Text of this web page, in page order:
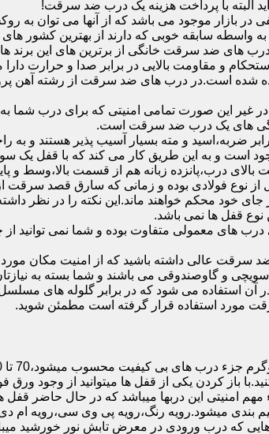
البته با پرداخت هزینه یک درب ضد سرقت!
موجود می باشد که از آنها می توان به
که به واسطه سابقه خوبی که دارند از بهترین کشور
های ضد سرقت خانگی از برترین های این برند
و مقاومت بالایی در برابر صدا و حرارت دارا
شده است.در درب های ضد سرقت از رشته آهن
غیر این صورت تمامی امنیتی که برای درب شما
های یک درب ضد سرقت است.
ضربه،اسید و مته بسیار آسیب پذیر هستند و به
می شود که این در نمونه های 16 و 20 زبانه موجود است و به
از نوع فولادی بوده و زمانی که سارق قصد
جای خود محکم خواهند ماند.این نکته را در نظر
نوع قفل ها نمی باشد.
معمولی متفاوت بوده و شما نمی توانید از
سرقت عالی داشته باشید که از امنیت مکان
گاوصندوقی می باشند و شما بسته به نیازتان
استفاده می شود که در برابر گلوله های
مورد استفاده قرار گرفته است مطمئن شوید.
باز کردن یکی از قفل ها میتوانید از وجود
امنیتی این دربها میباشد که در حال
های موجود در بازار در حالت کلی به 4 دسته تقسیم بندی میشود.رویه
که درب ورودی در معرض تابش نور خورشید